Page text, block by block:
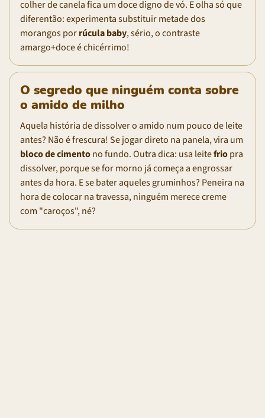
colher de canela fica um doce digno de vó. E olha só que
diferentão: experimenta substituir metade dos
morangos porrúcula baby, sério, o contraste
amargo+doce é chicérrimo!
O segredo que ninguém conta sobre
o amido de milho
Aquela história de dissolver o amido num pouco de leite
antes? Não é frescura! Se jogar direto na panela, vira um
bloco de cimentono fundo. Outra dica: usa leitefriopra
dissolver, porque se for morno já começa a engrossar
antes da hora. E se bater aqueles gruminhos? Peneira na
hora de colocar na travessa, ninguém merece creme
com "caroços", né?